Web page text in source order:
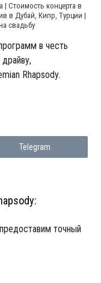
| Стоимость концерта в
в Дубай, Кипр, Турции |
свадьбу
в честь
Rhapsody.
Telegram
точный